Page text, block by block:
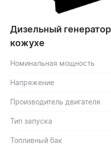
Дизельный
кожухе
Номинальная мощность
Напряжение
Производитель двигателя
Тип запуска
Топливный бак